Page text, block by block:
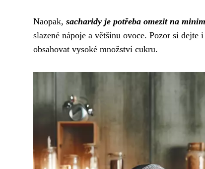
Naopak, sacharidy je potřeba omezit na
slazené nápoje a většinu ovoce. Pozor si
obsahovat vysoké množství cukru.